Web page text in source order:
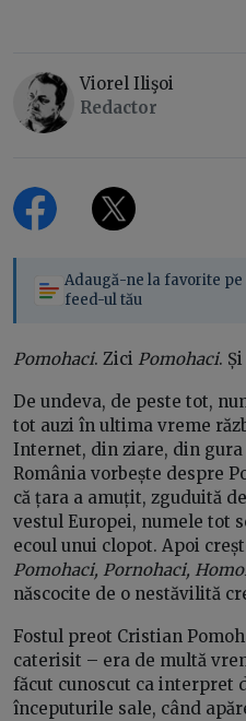
Viorel Ilişoi
Redactor
Adaugă-ne la favorite
feed-ul tău
Pomohaci. Zici Pomohaci.
De undeva, de peste tot,
tot auzi în ultima vreme
Internet, din ziare, din gura
România vorbește despre
că țara a amuțit, zguduită
vestul Europei, numele tot
ecoul unui clopot. Apoi
Pomohaci, Pornohaci,
născocite de o nestăvilită
Fostul preot Cristian
caterisit – era de multă
făcut cunoscut ca interpret
începuturile sale, când